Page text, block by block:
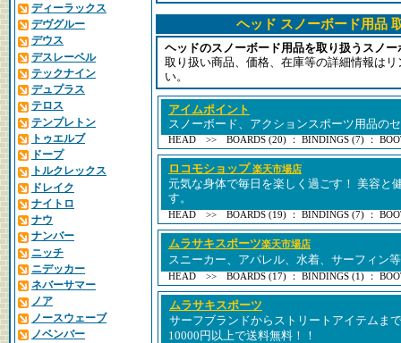
ディーラックス
デヴグルー
デウス
デスレーベル
テックナイン
デュプラス
テロス
テンプレトン
トゥエルブ
ドープ
トルクレックス
ドレイク
ナイトロ
ナウ
ナンバー
ニッチ
ニデッカー
ネバーサマー
ノア
ノースウェーブ
ノベンバー
ヘッド スノーボード用品
ヘッドのスノーボード用品を取り扱うスノ
取り扱い商品、価格、在庫等の詳細情報は
い。
アイムポイント
スノーボード、アクションスポーツ用品の
HEAD >> BOARDS (20) ： BINDINGS (7) ：
ロコモショップ楽天市場店
元気な身体で毎日を楽しく過ごす！ 美容と
す。
HEAD >> BOARDS (19) ： BINDINGS (7) ：
ムラサキスポーツ楽天市場店
スニーカー、アパレル、水着、サーフィン
HEAD >> BOARDS (17) ： BINDINGS (1) ：
ムラサキスポーツ
サーフブランドからストリートアイテムま
10000円以上で送料無料！！